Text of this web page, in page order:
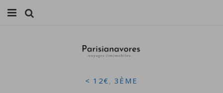
FAMILLE
VOYAGES
< 12€, 3ÈME